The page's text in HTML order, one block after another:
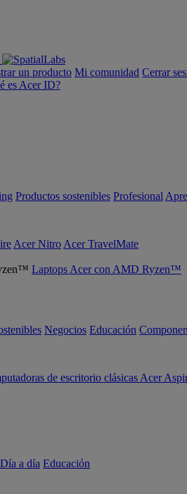
un producto Mi comunidad Cerrar
es Acer ID?
Productos sostenibles Profesional
Acer Nitro Acer TravelMate
Laptops Acer con AMD Ryzen™
Negocios Educación
de escritorio clásicas Acer
Día a día Educación